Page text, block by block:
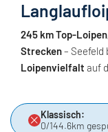
245 km Top-
Strecken– Seefeld
Loipenvielfalt auf
Klassisch:
0/144.6km